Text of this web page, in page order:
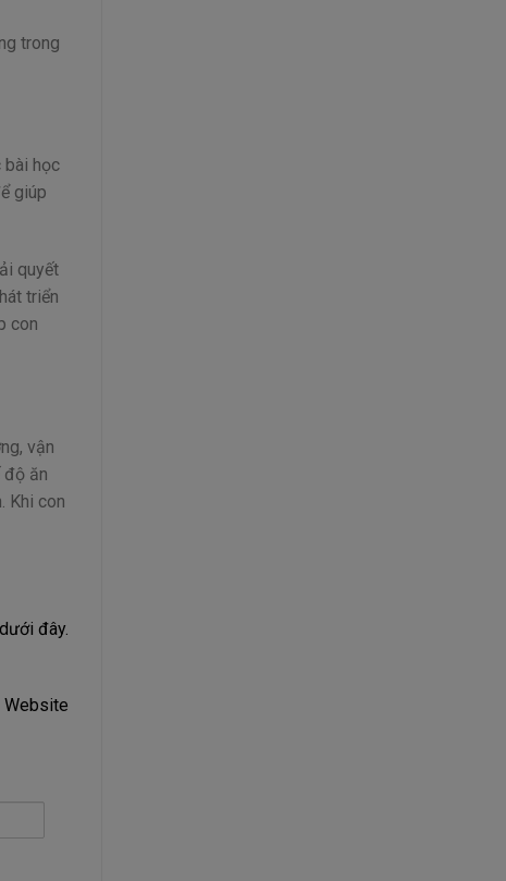
trong
bài học
giúp
quyết
triển
con
vận
độ ăn
Khi con
đây.
Website